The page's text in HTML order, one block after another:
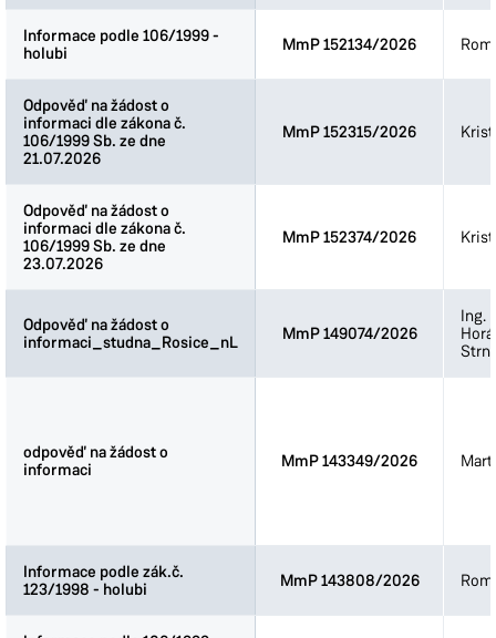
Odbor životního prostředí
Stavební úřad
Informace podle 106/1999 -
holubi
MmP 152134/2026
Odpověď na žádost o
informaci dle zákona č.
106/1999 Sb. ze dne
21.07.2026
MmP 152315/2026
Odpověď na žádost o
informaci dle zákona č.
106/1999 Sb. ze dne
23.07.2026
MmP 152374/2026
Odpověď na žádost o
informaci_studna_Rosice_nL
MmP 149074/2026
Ing.
odpověď na žádost o
informaci
MmP 143349/2026
Informace podle zák.č.
123/1998 - holubi
MmP 143808/2026
Informace podle 106/1999 -
holubi
Odpověď na žádost o
informaci dle zákona č.
106/1999 Sb. ze dne
21.07.2026
Odpověď na žádost o
informaci dle zákona č.
106/1999 Sb. ze dne
23.07.2026
Odpověď na žádost o
informaci_studna_Rosice_nL
odpověď na žádost o
informaci
Informace podle zák.č.
123/1998 - holubi